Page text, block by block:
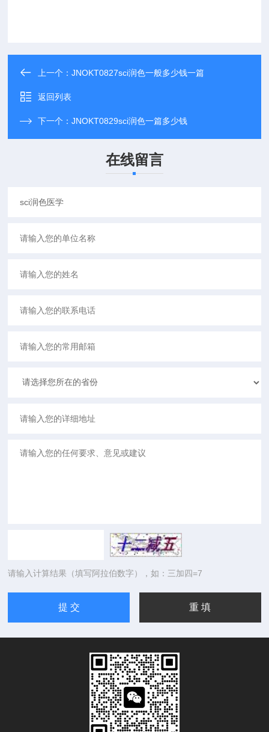
上一个：JNOKT0827sci润色一般多少钱一篇
返回列表
下一个：JNOKT0829sci润色一篇多少钱
在线留言
请输入计算结果（填写阿拉伯数字），如：三加四=7